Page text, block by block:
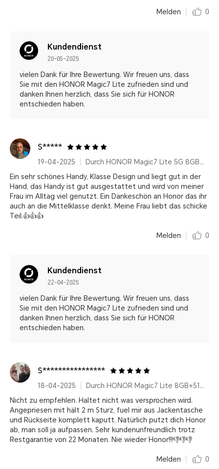
Melden 0
Kundendienst
20-05-2025
vielen Dank für Ihre Bewertung. Wir freuen uns, dass
Sie mit den HONOR Magic7 Lite zufrieden sind und
danken Ihnen herzlich, dass Sie sich für HONOR
entschieden haben.
S*****
19-04-2025
Durch HONOR Magic7 Lite 5G 8GB+512GB, Qualcomm Snapdragon 6 Gen 1, Titanium Purple, 6600 mAh, AI Features, Ultra Robust
Ein sehr schönes Handy, Klasse Design und liegt gut in der
Hand, das Handy ist gut ausgestattet und wird von meiner
Frau im Alltag viel genutzt. Ein Dankeschön an Honor das ihr
auch an die Mittelklasse denkt. Meine Frau liebt das schicke
Teil.👍👍👍
Melden 0
Kundendienst
22-04-2025
vielen Dank für Ihre Bewertung. Wir freuen uns, dass
Sie mit den HONOR Magic7 Lite zufrieden sind und
danken Ihnen herzlich, dass Sie sich für HONOR
entschieden haben.
S****************
18-04-2025
Durch HONOR Magic7 Lite 8GB+512GB
Nicht zu empfehlen. Haltet nicht was versprochen wird.
Angepriesen mit hält 2 m Sturz, fuel mir aus Jackentasche
und Rückseite komplett kaputt. Natürlich putzt dich Honor
ab, man soll ja aufpassen. Sehr kundenunfreundlich trotz
Restgarantie von 22 Monaten. Nie wieder Honor!!!👎👎👎
Melden 0